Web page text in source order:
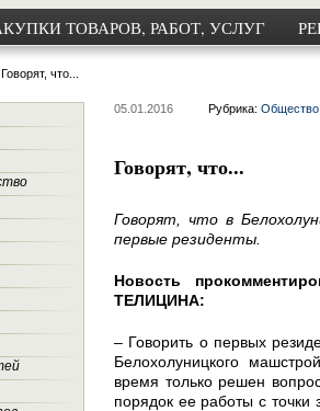
ТОВАРОВ, РАБОТ, УСЛУГ
Говорят, что...
05.01.2016 Рубрика: Общество
Говорят, что...
Говорят, что в
первые резиденты.
Новость
ТЕЛИЦИНА:
– Говорить о первых
Белохолуницкого
время только решен
порядок ее работы с точки